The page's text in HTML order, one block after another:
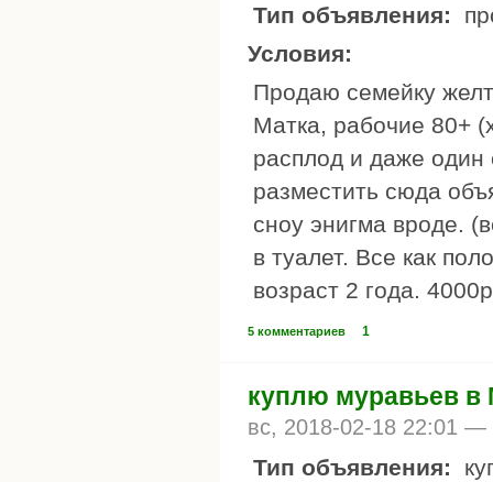
Тип объявления:
Условия:
Продаю семейку
Матка, рабочие 80+
расплод и даже
разместить сюда
сноу энигма вроде.
в туалет. Все как
возраст 2 года.
5 комментариев 1
куплю муравьев в
вс, 2018-02-18 22:01 —
Тип объявления: